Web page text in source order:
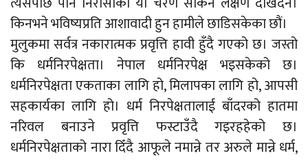
किनभने भविष्यप्रति आशावादी हुन हामीले छाडिसकेका छौं।
मुलुकमा सर्वत्र नकारात्मक प्रवृत्ति हावी हुँदै गएको छ। जस्तो
कि धर्मनिरपेक्षता। नेपाल धर्मनिरपेक्ष भइसकेको छ।
धर्मनिरपेक्षता एकताका लागि हो, मिलापका लागि हो, आपसी
सहकार्यका लागि हो। धर्म निरपेक्षतालाई बाँदरको हातमा
नरिवल बनाउने प्रवृत्ति फस्टाउँदै गइरहहेको छ।
धर्मनिरपेक्षताको नारा दिँदै आफूले नमान्ने तर अरुले मान्ने धर्म,